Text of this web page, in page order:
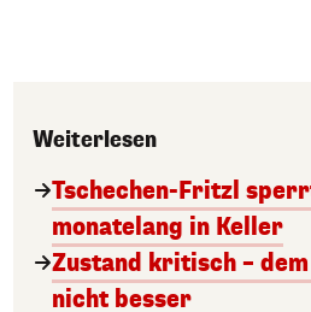
Weiterlesen
Tschechen-Fritzl
monatelang in Keller
Zustand kritisch –
nicht besser